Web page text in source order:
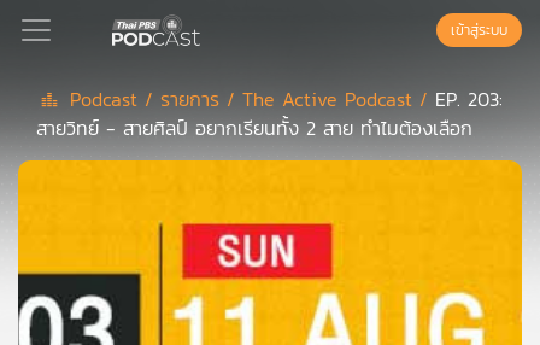
Podcast
ลิ
สต์
แนะนำ
เข้าสู่ระบบ
Podcast / รายการ /The Active Podcast / EP. 203:
สายวิทย์ - สายศิลป์ อยากเรียนทั้ง 2 สาย ทำไมต้องเลือก